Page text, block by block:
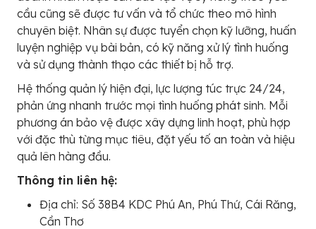
cầu cũng sẽ được tư vấn và tổ chức theo mô hình
chuyên biệt. Nhân sự được tuyển chọn kỹ lưỡng, huấn
luyện nghiệp vụ bài bản, có kỹ năng xử lý tình huống
và sử dụng thành thạo các thiết bị hỗ trợ.
Hệ thống quản lý hiện đại, lực lượng túc trực 24/24,
phản ứng nhanh trước mọi tình huống phát sinh. Mỗi
phương án bảo vệ được xây dựng linh hoạt, phù hợp
với đặc thù từng mục tiêu, đặt yếu tố an toàn và hiệu
quả lên hàng đầu.
Thông tin liên hệ:
Địa chỉ: Số 38B4 KDC Phú An, Phú Thứ, Cái Răng,
Cần Thơ